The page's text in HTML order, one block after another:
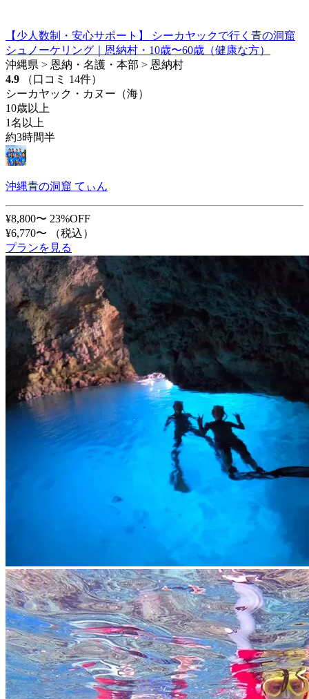
【少人数制・安心サポート】 シーカヤックで行く青の洞窟
シュノーケリング｜恩納村・10歳〜60歳（健康な方）
沖縄県 > 恩納・名護・本部 > 恩納村
4.9
（口コミ 14件）
シーカヤック・カヌー（海）
10歳以上
1名以上
約3時間半
沖縄青の洞窟 てぃん
¥8,800〜 23%OFF
¥6,770〜
（税込）
プランを見る